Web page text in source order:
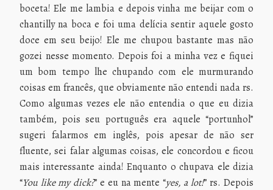
boceta! Ele me lambia e depois vinha me beijar com o
chantilly na boca e foi uma delícia sentir aquele gosto
doce em seu beijo! Ele me chupou bastante mas não
gozei nesse momento. Depois foi a minha vez e fiquei
um bom tempo lhe chupando com ele murmurando
coisas em francês, que obviamente não entendi nada rs.
Como algumas vezes ele não entendia o que eu dizia
também, pois seu português era aquele “portunhol”
sugeri falarmos em inglês, pois apesar de não ser
fluente, sei falar algumas coisas, ele concordou e ficou
mais interessante ainda! Enquanto o chupava ele dizia
“You like my dick?” e eu na mente “yes, a lot!” rs.Depois